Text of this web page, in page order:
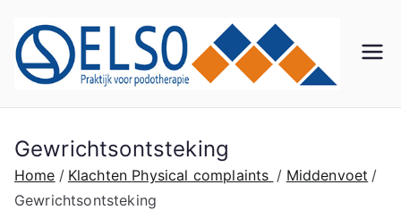
naar
de
inhoud
so
Po
Praktij
Gewrichtsontsteking
Home Klachten Physical complaints
Middenvoet
Gewrichtsontsteking